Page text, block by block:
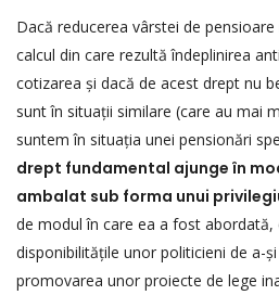
Dacă reducerea vârstei de
calcul din care rezultă îndeplinirea
cotizarea și dacă de acest drept nu
sunt în situații similare (care au mai
suntem în situația unei pensionări
drept fundamental ajunge în
ambalat sub forma unui
de modul în care ea a fost abordată,
disponibilitățile unor politicieni de a-
promovarea unor proiecte de lege